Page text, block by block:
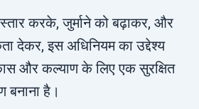
करके, जुर्माने को बढ़ाकर, और
देकर, इस अधिनियम का उद्देश्य
और कल्याण के लिए एक सुरक्षित
है।